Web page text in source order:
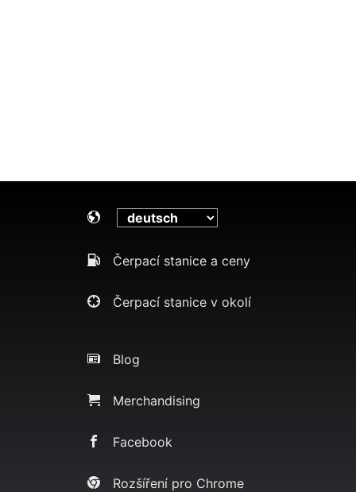
Čerpací stanice a ceny
Čerpací stanice v okolí
Blog
Merchandising
Facebook
Rozšíření pro Chrome